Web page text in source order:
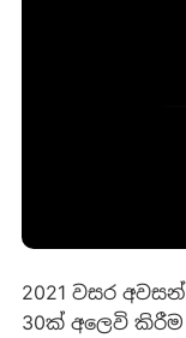
2021 වසර
30ක් අලෙවි